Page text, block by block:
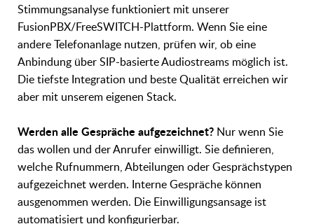
Stimmungsanalyse funktioniert mit unserer
FusionPBX/FreeSWITCH-Plattform. Wenn Sie eine
andere Telefonanlage nutzen, prüfen wir, ob eine
Anbindung über SIP-basierte Audiostreams möglich ist.
Die tiefste Integration und beste Qualität erreichen wir
aber mit unserem eigenen Stack.
Werden alle Gespräche aufgezeichnet?Nur wenn Sie
das wollen und der Anrufer einwilligt. Sie definieren,
welche Rufnummern, Abteilungen oder Gesprächstypen
aufgezeichnet werden. Interne Gespräche können
ausgenommen werden. Die Einwilligungsansage ist
automatisiert und konfigurierbar.